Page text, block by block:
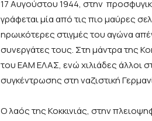
17 Αυγούστου 1944, στην
γράφεται μία από τις πιο μαύρες
ηρωικότερες στιγμές του αγώνα
συνεργάτες τους. Στη μάντρα της
του ΕΑΜ ΕΛΑΣ, ενώ χιλιάδες άλλοι
συγκέντρωσης στη ναζιστική
Ο λαός της Κοκκινιάς, στην